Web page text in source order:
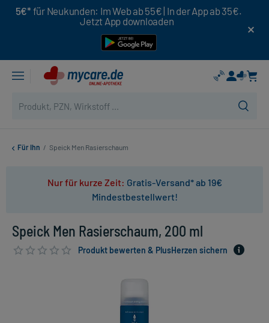
5€* für Neukunden: Im Web ab 55€ | In der App ab 35€.
Jetzt App downloaden
Für Ihn / Speick Men Rasierschaum
Nur für kurze Zeit: Gratis-Versand* ab 19€
Mindestbestellwert!
Speick Men Rasierschaum, 200 ml
Produkt bewerten & PlusHerzen sichern